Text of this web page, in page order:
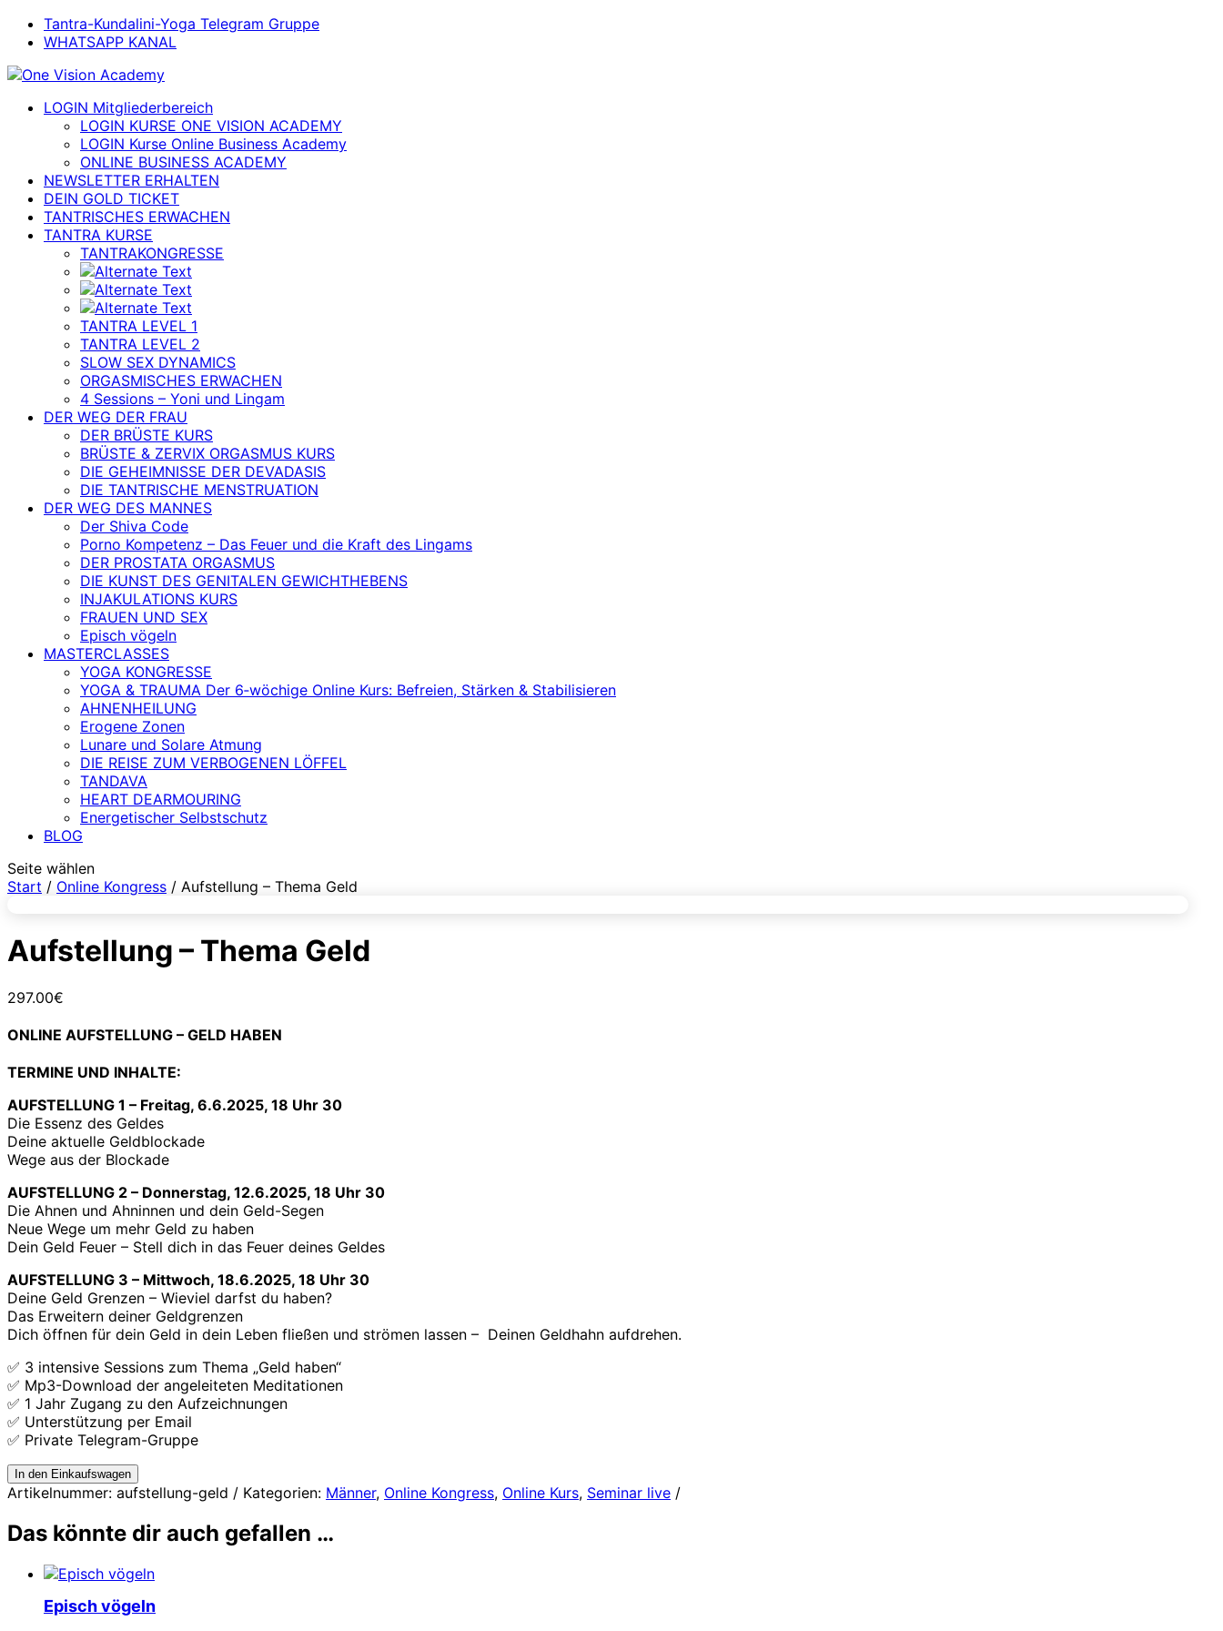
Tantra-Kundalini-Yoga Telegram Gruppe
WHATSAPP KANAL
LOGIN Mitgliederbereich
LOGIN KURSE ONE VISION ACADEMY
LOGIN Kurse Online Business Academy
ONLINE BUSINESS ACADEMY
NEWSLETTER ERHALTEN
DEIN GOLD TICKET
TANTRISCHES ERWACHEN
TANTRA KURSE
TANTRAKONGRESSE
TANTRA LEVEL 1
TANTRA LEVEL 2
SLOW SEX DYNAMICS
ORGASMISCHES ERWACHEN
4 Sessions – Yoni und Lingam
DER WEG DER FRAU
DER BRÜSTE KURS
BRÜSTE & ZERVIX ORGASMUS KURS
DIE GEHEIMNISSE DER DEVADASIS
DIE TANTRISCHE MENSTRUATION
DER WEG DES MANNES
Der Shiva Code
Porno Kompetenz – Das Feuer und die Kraft des Lingams
DER PROSTATA ORGASMUS
DIE KUNST DES GENITALEN GEWICHTHEBENS
INJAKULATIONS KURS
FRAUEN UND SEX
Episch vögeln
MASTERCLASSES
YOGA KONGRESSE
YOGA & TRAUMA Der 6‑wöchige Online Kurs: Befreien, Stärken & Stabilisieren
AHNENHEILUNG
Erogene Zonen
Lunare und Solare Atmung
DIE REISE ZUM VERBOGENEN LÖFFEL
TANDAVA
HEART DEARMOURING
Energetischer Selbstschutz
BLOG
Seite wählen
Start / Online Kongress / Aufstellung – Thema Geld
Aufstellung – Thema Geld
297.00€
ONLINE AUFSTELLUNG – GELD HABEN
TERMINE UND INHALTE:
AUFSTELLUNG 1 – Freitag, 6.6.2025, 18 Uhr 30
Die Essenz des Geldes
Deine aktuelle Geldblockade
Wege aus der Blockade
AUFSTELLUNG 2 – Donnerstag, 12.6.2025, 18 Uhr 30
Die Ahnen und Ahninnen und dein Geld-Segen
Neue Wege um mehr Geld zu haben
Dein Geld Feuer – Stell dich in das Feuer deines Geldes
AUFSTELLUNG 3 – Mittwoch, 18.6.2025, 18 Uhr 30
Deine Geld Grenzen – Wieviel darfst du haben?
Das Erweitern deiner Geldgrenzen
Dich öffnen für dein Geld in dein Leben fließen und strömen lassen – Deinen Geldhahn aufdrehen.
✅ 3 intensive Sessions zum Thema „Geld haben“
✅ Mp3-Download der angeleiteten Meditationen
✅ 1 Jahr Zugang zu den Aufzeichnungen
✅ Unterstützung per Email
✅ Private Telegram-Gruppe
Aufstellung
-
Geld
Menge
In den Einkaufswagen
Artikelnummer: aufstellung-geld Kategorien: Männer, Online Kongress, Online Kurs, Seminar live
Das könnte dir auch gefallen …
Episch vögeln